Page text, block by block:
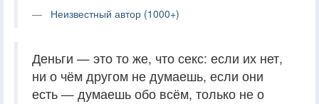
Неизвестный автор (1000+)
Деньги — это то же, что секс: если их нет,
ни о чём другом не думаешь, если они
есть — думаешь обо всём, только не о